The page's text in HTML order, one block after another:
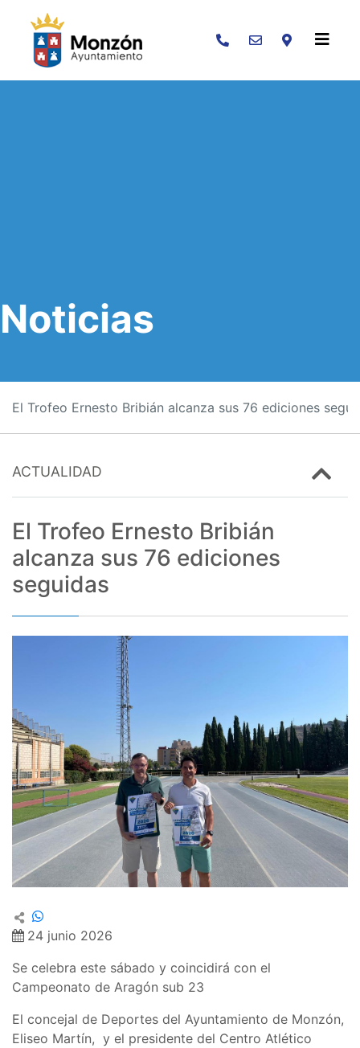
Buscar
Noticias
El Trofeo Ernesto Bribián alcanza sus 76 ediciones
ACTUALIDAD
El Trofeo Ernesto Bribián
alcanza sus 76 ediciones
seguidas
24 junio 2026
Se celebra este sábado y coincidirá con el
Campeonato de Aragón sub 23
El concejal de Deportes del Ayuntamiento de Monzón,
Eliseo Martín, y el presidente del Centro Atlético